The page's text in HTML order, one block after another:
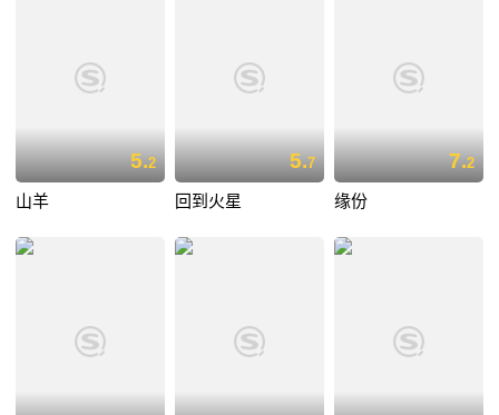
5.2
山羊
5.7
回到火星
7.2
缘份